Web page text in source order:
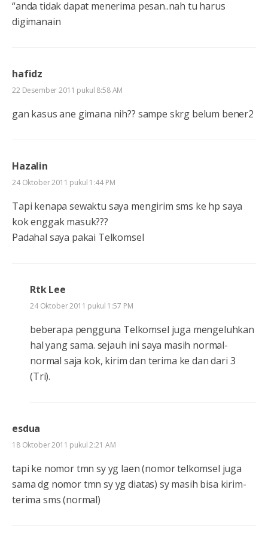
“anda tidak dapat menerima pesan..nah tu harus
digimanain
hafidz
22 Desember 2011 pukul 8:58 AM
gan kasus ane gimana nih?? sampe skrg belum bener2
Hazalin
24 Oktober 2011 pukul 1:44 PM
Tapi kenapa sewaktu saya mengirim sms ke hp saya
kok enggak masuk???
Padahal saya pakai Telkomsel
Rtk Lee
24 Oktober 2011 pukul 1:57 PM
beberapa pengguna Telkomsel juga mengeluhkan
hal yang sama. sejauh ini saya masih normal-
normal saja kok, kirim dan terima ke dan dari 3
(Tri).
esdua
18 Oktober 2011 pukul 2:21 AM
tapi ke nomor tmn sy yg laen (nomor telkomsel juga
sama dg nomor tmn sy yg diatas) sy masih bisa kirim-
terima sms (normal)